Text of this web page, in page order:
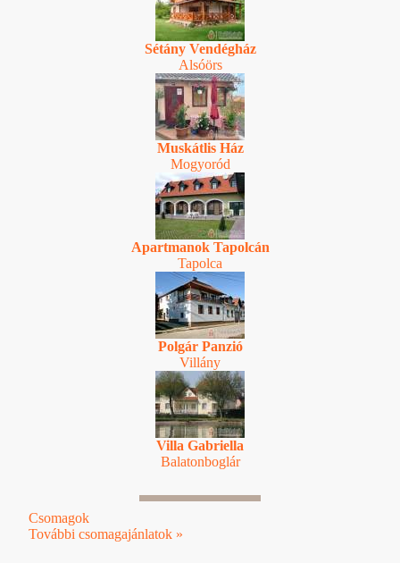
Sétány Vendégház
Alsóörs
Muskátlis Ház
Mogyoród
Apartmanok Tapolcán
Tapolca
Polgár Panzió
Villány
Villa Gabriella
Balatonboglár
Csomagok
További csomagajánlatok »